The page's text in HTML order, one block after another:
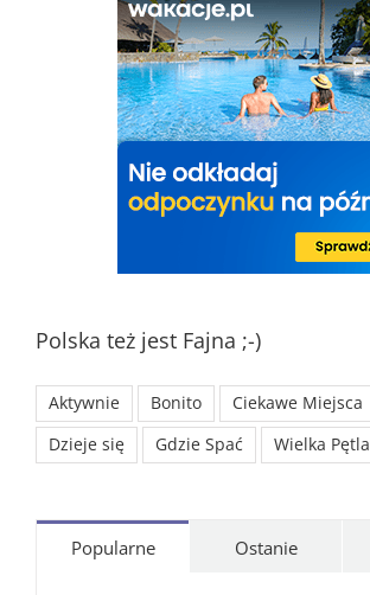
Polska też jest Fajna ;-)
Aktywnie Bonito Ciekawe Miejsca
Dzieje się
Gdzie Spać Wielka Pętla
Popularne Ostanie